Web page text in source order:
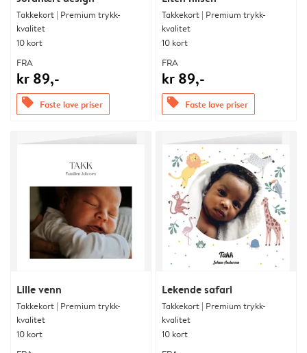
Takkekort | Premium trykk-
kvalitet
10 kort
FRA
kr 89,-
offers Faste lave priser
Takkekort | Premium trykk-
kvalitet
10 kort
FRA
kr 89,-
offers Faste lave priser
Lille venn
Takkekort | Premium trykk-
kvalitet
10 kort
Lekende safari
Takkekort | Premium trykk-
kvalitet
10 kort